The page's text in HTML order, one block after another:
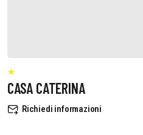
CASA CATERINA
Richiedi informazioni